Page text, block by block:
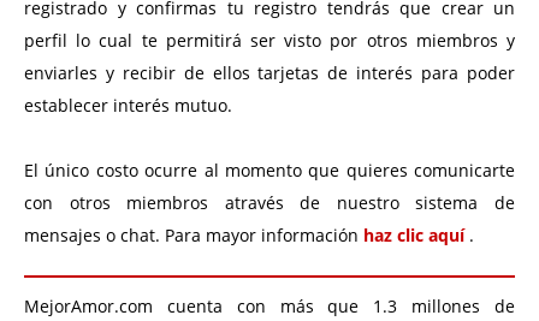
registrado y confirmas tu registro tendrás que crear un
perfil lo cual te permitirá ser visto por otros miembros y
enviarles y recibir de ellos tarjetas de interés para poder
establecer interés mutuo.
El único costo ocurre al momento que quieres comunicarte
con otros miembros através de nuestro sistema de
mensajes o chat. Para mayor información haz clic aquí .
MejorAmor.com cuenta con más que 1.3 millones de